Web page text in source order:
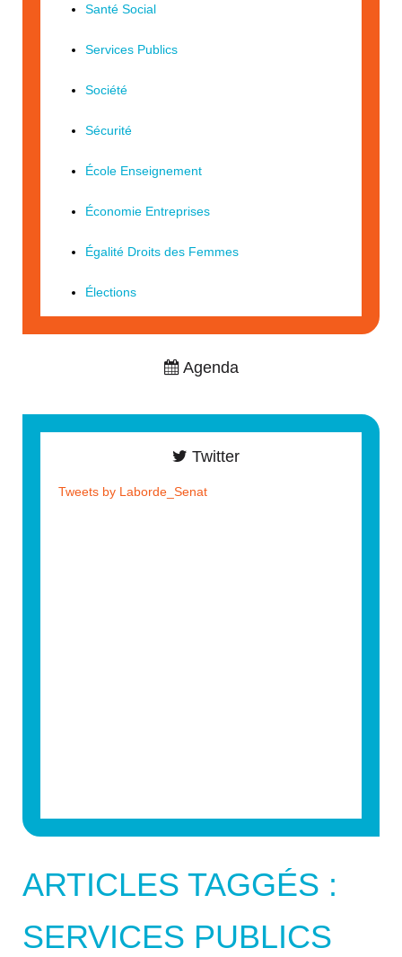
ARTICLES TAGGÉS :
SERVICES PUBLICS
Santé Social
Services Publics
Société
Sécurité
École Enseignement
Économie Entreprises
Égalité Droits des Femmes
Élections
Agenda
Twitter
Tweets by Laborde_Senat